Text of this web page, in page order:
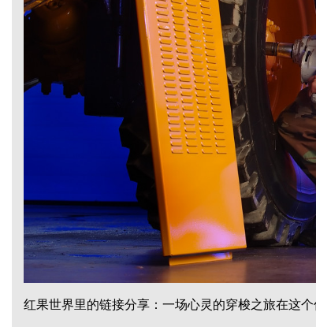
红果世界里的链接分享：一场心灵的穿梭之旅在这